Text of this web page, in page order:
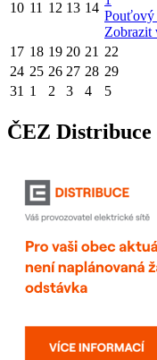
10 11 12 13 14
Pouťový
Zobrazit
17 18 19 20 21 22
24 25 26 27 28 29
31 1 2 3 4 5
ČEZ Distribuce